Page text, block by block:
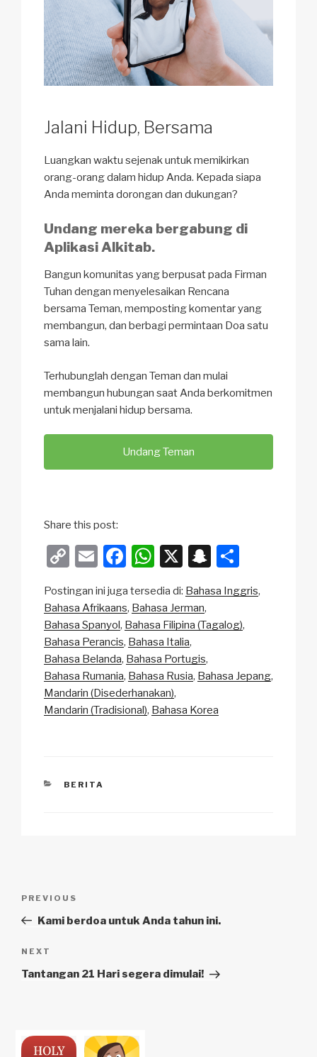
Jalani Hidup, Bersama
Luangkan waktu sejenak untuk memikirkan
orang-orang dalam hidup Anda. Kepada siapa
Anda meminta dorongan dan dukungan?
Undang mereka bergabung di
Aplikasi Alkitab.
Bangun komunitas yang berpusat pada Firman
Tuhan dengan menyelesaikan Rencana
bersama Teman, memposting komentar yang
membangun, dan berbagi permintaan Doa satu
sama lain.
Terhubunglah dengan Teman dan mulai
membangun hubungan saat Anda berkomitmen
untuk menjalani hidup bersama.
Undang Teman
Share this post:
C
p
y
Li
n
k
E
ail
F
c
e
b
o
o
k
W
at
s
A
p
p
X
S
a
p
h
ar
e
Postingan ini juga tersedia di: Bahasa Inggris
Bahasa Afrikaans Bahasa Jerman
Bahasa Spanyol
Bahasa Filipina (Tagalog)
Bahasa Perancis Bahasa Italia
Bahasa Belanda Bahasa Portugis
Bahasa Rumania Bahasa Rusia Bahasa Jepang
Mandarin (Disederhanakan)
Mandarin (Tradisional) Bahasa Korea
CATEGORIES
BERITA
Previous
Post
PREVIOUS
Kami berdoa untuk Anda tahun ini.
Next
Post
NEXT
Tantangan 21 Hari segera dimulai!